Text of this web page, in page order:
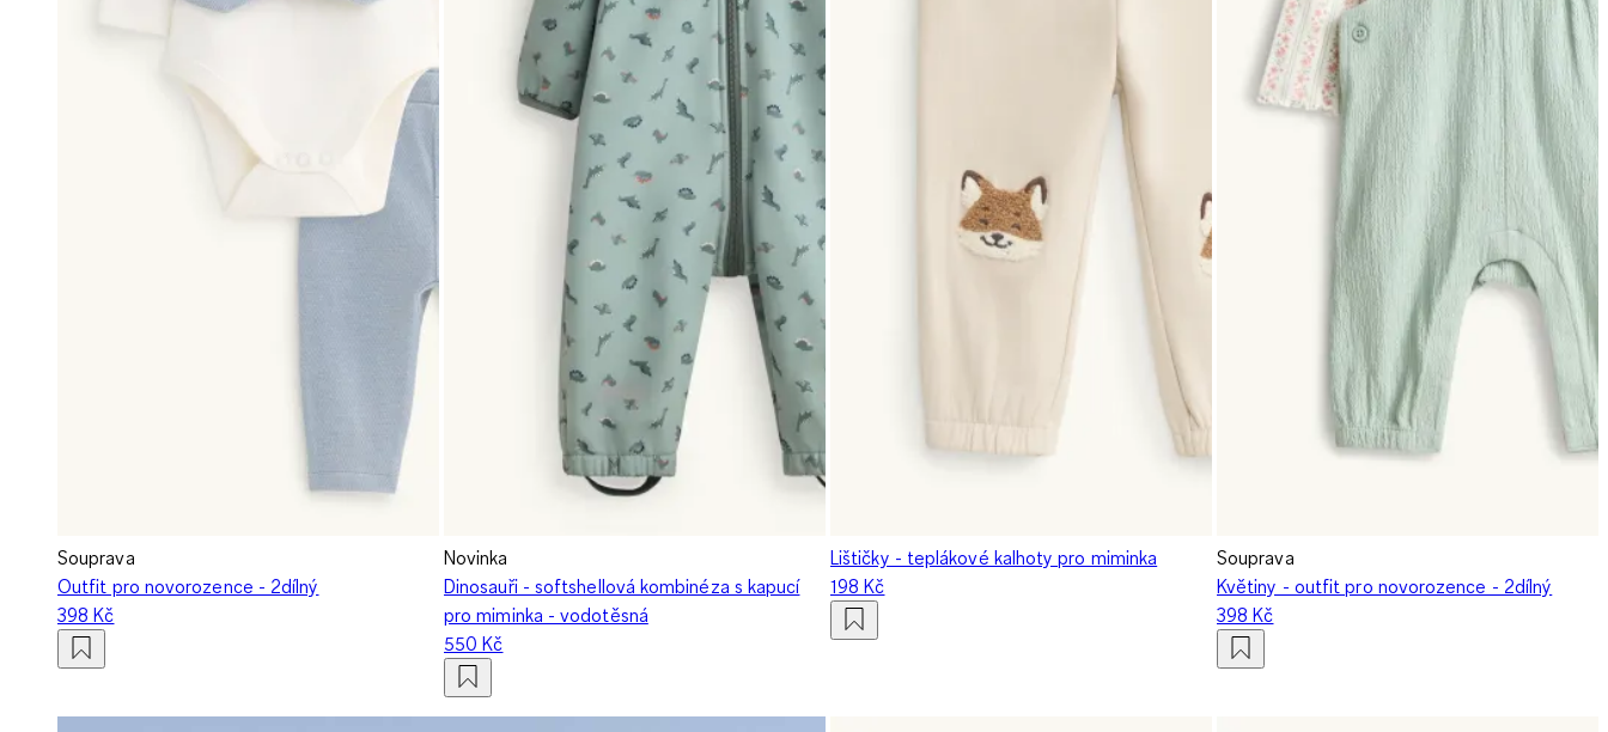
Souprava
Outfit pro novorozence - 2dílný
398 Kč
Novinka
Dinosauři - softshellová kombinéza s kapucí
pro miminka - vodotěsná
550 Kč
Lištičky - teplákové kalhoty pro miminka
198 Kč
Souprava
Květiny - outfit pro novorozence - 2dílný
398 Kč